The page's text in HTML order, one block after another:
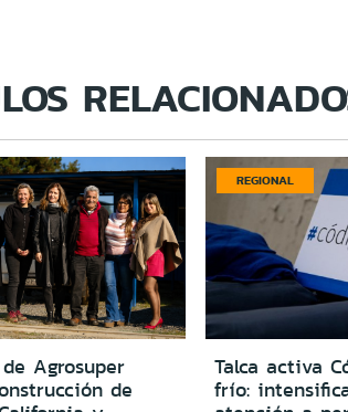
Agrosuper
de
REGIONAL
Talca activa
frío: